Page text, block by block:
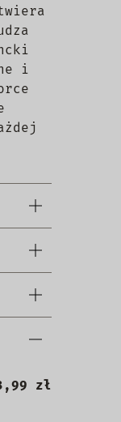
i
zł